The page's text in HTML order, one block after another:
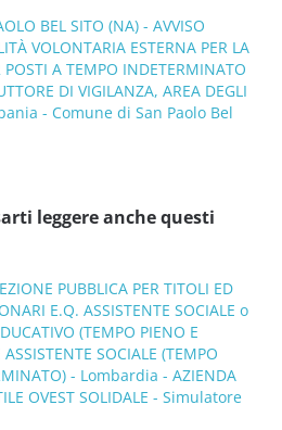
BEL SITO (NA) - AVVISO
VOLONTARIA ESTERNA PER LA
A TEMPO INDETERMINATO
DI VIGILANZA, AREA DEGLI
- Comune di San Paolo Bel
leggere anche questi
PUBBLICA PER TITOLI ED
E.Q. ASSISTENTE SOCIALE o
(TEMPO PIENO E
SOCIALE (TEMPO
- Lombardia - AZIENDA
OVEST SOLIDALE - Simulatore